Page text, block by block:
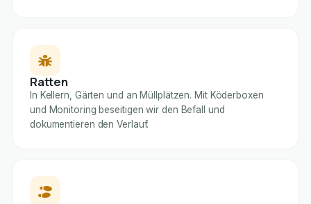
Ratten
In Kellern, Gärten und an Müllplätzen. Mit Köderboxen
und Monitoring beseitigen wir den Befall und
dokumentieren den Verlauf.